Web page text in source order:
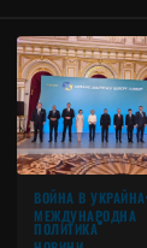
ВОЙНА В УКРАЙНА
МЕЖДУНАРОДНА
ПОЛИТИКА